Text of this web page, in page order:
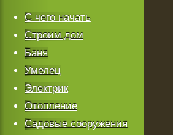
С чего начать
Строим дом
Баня
Умелец
Электрик
Отопление
Садовые сооружения